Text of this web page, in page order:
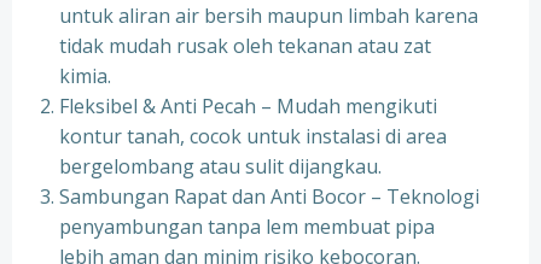
untuk aliran air bersih maupun limbah karena
tidak mudah rusak oleh tekanan atau zat
kimia.
Fleksibel & Anti Pecah – Mudah mengikuti
kontur tanah, cocok untuk instalasi di area
bergelombang atau sulit dijangkau.
Sambungan Rapat dan Anti Bocor – Teknologi
penyambungan tanpa lem membuat pipa
lebih aman dan minim risiko kebocoran.